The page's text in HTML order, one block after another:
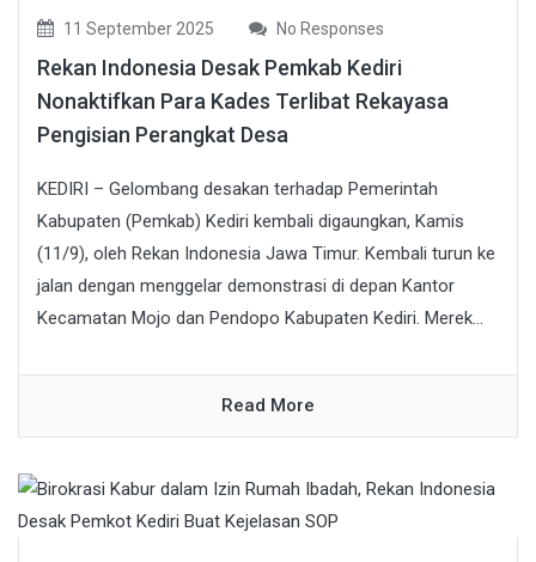
11 September 2025 No Responses
Rekan Indonesia Desak Pemkab Kediri
Nonaktifkan Para Kades Terlibat Rekayasa
Pengisian Perangkat Desa
KEDIRI – Gelombang desakan terhadap Pemerintah
Kabupaten (Pemkab) Kediri kembali digaungkan, Kamis
(11/9), oleh Rekan Indonesia Jawa Timur. Kembali turun ke
jalan dengan menggelar demonstrasi di depan Kantor
Kecamatan Mojo dan Pendopo Kabupaten Kediri. Merek...
Read More